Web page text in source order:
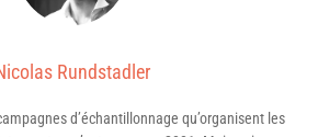
Rundstadler
d’échantillonnage qu’organisent les